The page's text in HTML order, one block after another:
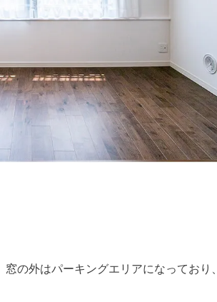
の外はパーキングエリアになっており